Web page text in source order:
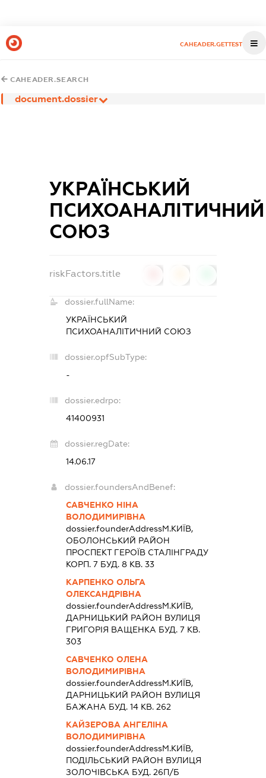
CAHEADER.GETTEST
CAHEADER.SEARCH
document.dossier
УКРАЇНСЬКИЙ
ПСИХОАНАЛІТИЧНИЙ
СОЮЗ
riskFactors.title
dossier.fullName:
УКРАЇНСЬКИЙ
ПСИХОАНАЛІТИЧНИЙ СОЮЗ
dossier.opfSubType:
-
dossier.edrpo:
41400931
dossier.regDate:
14.06.17
dossier.foundersAndBenef:
САВЧЕНКО НІНА
ВОЛОДИМИРІВНА
dossier.founderAddressМ.КИЇВ,
ОБОЛОНСЬКИЙ РАЙОН
ПРОСПЕКТ ГЕРОЇВ СТАЛІНГРАДУ
КОРП. 7 БУД. 8 КВ. 33
КАРПЕНКО ОЛЬГА
ОЛЕКСАНДРІВНА
dossier.founderAddressМ.КИЇВ,
ДАРНИЦЬКИЙ РАЙОН ВУЛИЦЯ
ГРИГОРІЯ ВАЩЕНКА БУД. 7 КВ.
303
САВЧЕНКО ОЛЕНА
ВОЛОДИМИРІВНА
dossier.founderAddressМ.КИЇВ,
ДАРНИЦЬКИЙ РАЙОН ВУЛИЦЯ
БАЖАНА БУД. 14 КВ. 262
КАЙЗЕРОВА АНГЕЛІНА
ВОЛОДИМИРІВНА
dossier.founderAddressМ.КИЇВ,
ПОДІЛЬСЬКИЙ РАЙОН ВУЛИЦЯ
ЗОЛОЧІВСЬКА БУД. 26П/Б